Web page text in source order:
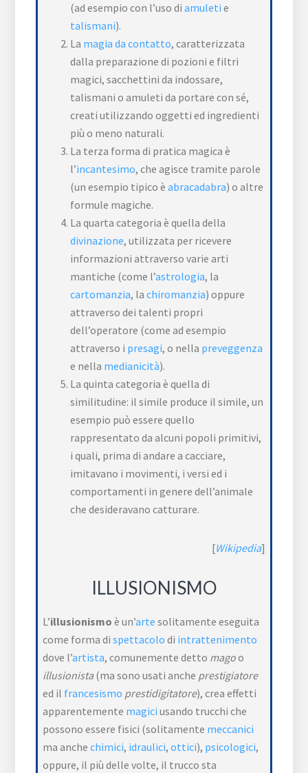
(ad esempio con l’uso diamuleti e
talismani).
La magia da contatto, caratterizzata
dalla preparazione di pozioni e filtri
magici, sacchettini da indossare,
talismani o amuleti da portare con sé,
creati utilizzando oggetti ed ingredienti
più o meno naturali.
La terza forma di pratica magica è
l’incantesimo, che agisce tramite parole
(un esempio tipico èabracadabra) o altre
formule magiche.
La quarta categoria è quella della
divinazione, utilizzata per ricevere
informazioni attraverso varie arti
mantiche (come l’astrologia, la
cartomanzia, lachiromanzia) oppure
attraverso dei talenti propri
dell’operatore (come ad esempio
attraverso i presagi, o nella preveggenza
e nella medianicità).
La quinta categoria è quella di
similitudine: il simile produce il simile, un
esempio può essere quello
rappresentato da alcuni popoli primitivi,
i quali, prima di andare a cacciare,
imitavano i movimenti, i versi ed i
comportamenti in genere dell’animale
che desideravano catturare.
[Wikipedia]
ILLUSIONISMO
L’illusionismo è un’arte solitamente eseguita
come forma dispettacolo di intrattenimento
dove l’artista, comunemente detto magoo
illusionista(ma sono usati anche prestigiatore
ed il francesismo prestidigitatore), crea effetti
apparentemente magici usando trucchi che
possono essere fisici (solitamente meccanici
ma anchechimici, idraulici,ottici), psicologici,
oppure, il più delle volte, il trucco sta